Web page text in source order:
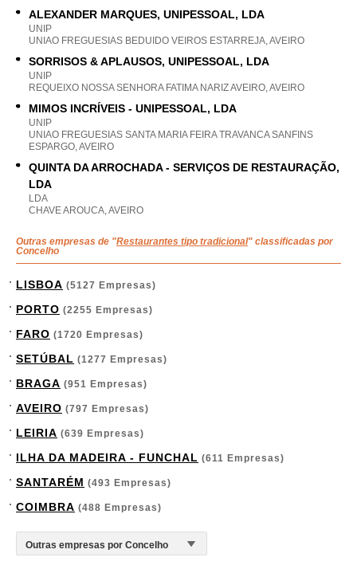
ALEXANDER MARQUES, UNIPESSOAL, LDA
UNIP
UNIAO FREGUESIAS BEDUIDO VEIROS ESTARREJA, AVEIRO
SORRISOS & APLAUSOS, UNIPESSOAL, LDA
UNIP
REQUEIXO NOSSA SENHORA FATIMA NARIZ AVEIRO, AVEIRO
MIMOS INCRÍVEIS - UNIPESSOAL, LDA
UNIP
UNIAO FREGUESIAS SANTA MARIA FEIRA TRAVANCA SANFINS
ESPARGO, AVEIRO
QUINTA DA ARROCHADA - SERVIÇOS DE RESTAURAÇÃO,
LDA
LDA
CHAVE AROUCA, AVEIRO
Outras empresas de "Restaurantes tipo tradicional" classificadas por
Concelho
LISBOA (5127 Empresas)
PORTO (2255 Empresas)
FARO (1720 Empresas)
SETÚBAL (1277 Empresas)
BRAGA (951 Empresas)
AVEIRO (797 Empresas)
LEIRIA (639 Empresas)
ILHA DA MADEIRA - FUNCHAL (611 Empresas)
SANTARÉM (493 Empresas)
COIMBRA (488 Empresas)